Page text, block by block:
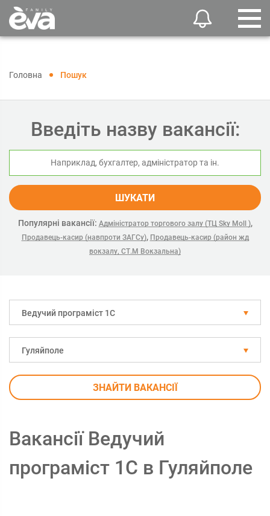
Головна Пошук
Введіть назву вакансії:
ШУКАТИ
Популярні вакансії: Адміністратор торгового залу (ТЦ Sky Moll ),
Продавець-касир (навпроти ЗАГСу), Продавець-касир (район жд
вокзалу, СТ.М Вокзальна)
Ведучий програміст 1С
Гуляйполе
ЗНАЙТИ ВАКАНСІЇ
Вакансії Ведучий
програміст 1С в Гуляйполе